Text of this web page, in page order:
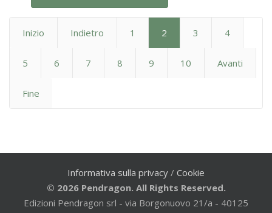
Inizio Indietro 1 2 3 4
5 6 7 8 9 10 Avanti
Fine
Informativa sulla privacy / Cookie
© 2026 Pendragon. All Rights Reserved.
Edizioni Pendragon srl - via Borgonuovo 21/a - 40125